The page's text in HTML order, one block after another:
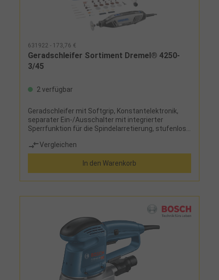
631922 - 173,76 €
Geradschleifer Sortiment Dremel® 4250-
3/45
2 verfügbar
Geradschleifer mit Softgrip, Konstantelektronik,
separater Ein-/Ausschalter mit integrierter
Sperrfunktion für die Spindelarretierung, stufenlose
biegsame Welle, Kreis- und Parallelschneider,
Schutzhauben-Vorsatz, Werkzeughalter und Koffer
Vergleichen
In den Warenkorb